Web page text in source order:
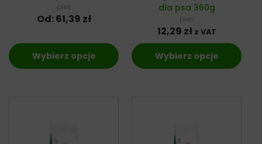
pies
Od:61,39 zł
Wybierz opcje
dla psa 360g
pies
12,29 zł z VAT
Wybierz opcje